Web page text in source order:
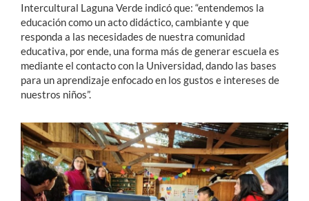
Intercultural Laguna Verde indicó que: “entendemos la
educación como un acto didáctico, cambiante y que
responda a las necesidades de nuestra comunidad
educativa, por ende, una forma más de generar escuela es
mediante el contacto con la Universidad, dando las bases
para un aprendizaje enfocado en los gustos e intereses de
nuestros niños”.